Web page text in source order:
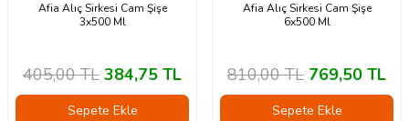
Afia Alıç Sirkesi Cam Şişe
3x500 Ml
405,00TL 384,75 TL
Sepete Ekle
Afia Alıç Sirkesi Cam Şişe
6x500 Ml
810,00TL 769,50 TL
Sepete Ekle